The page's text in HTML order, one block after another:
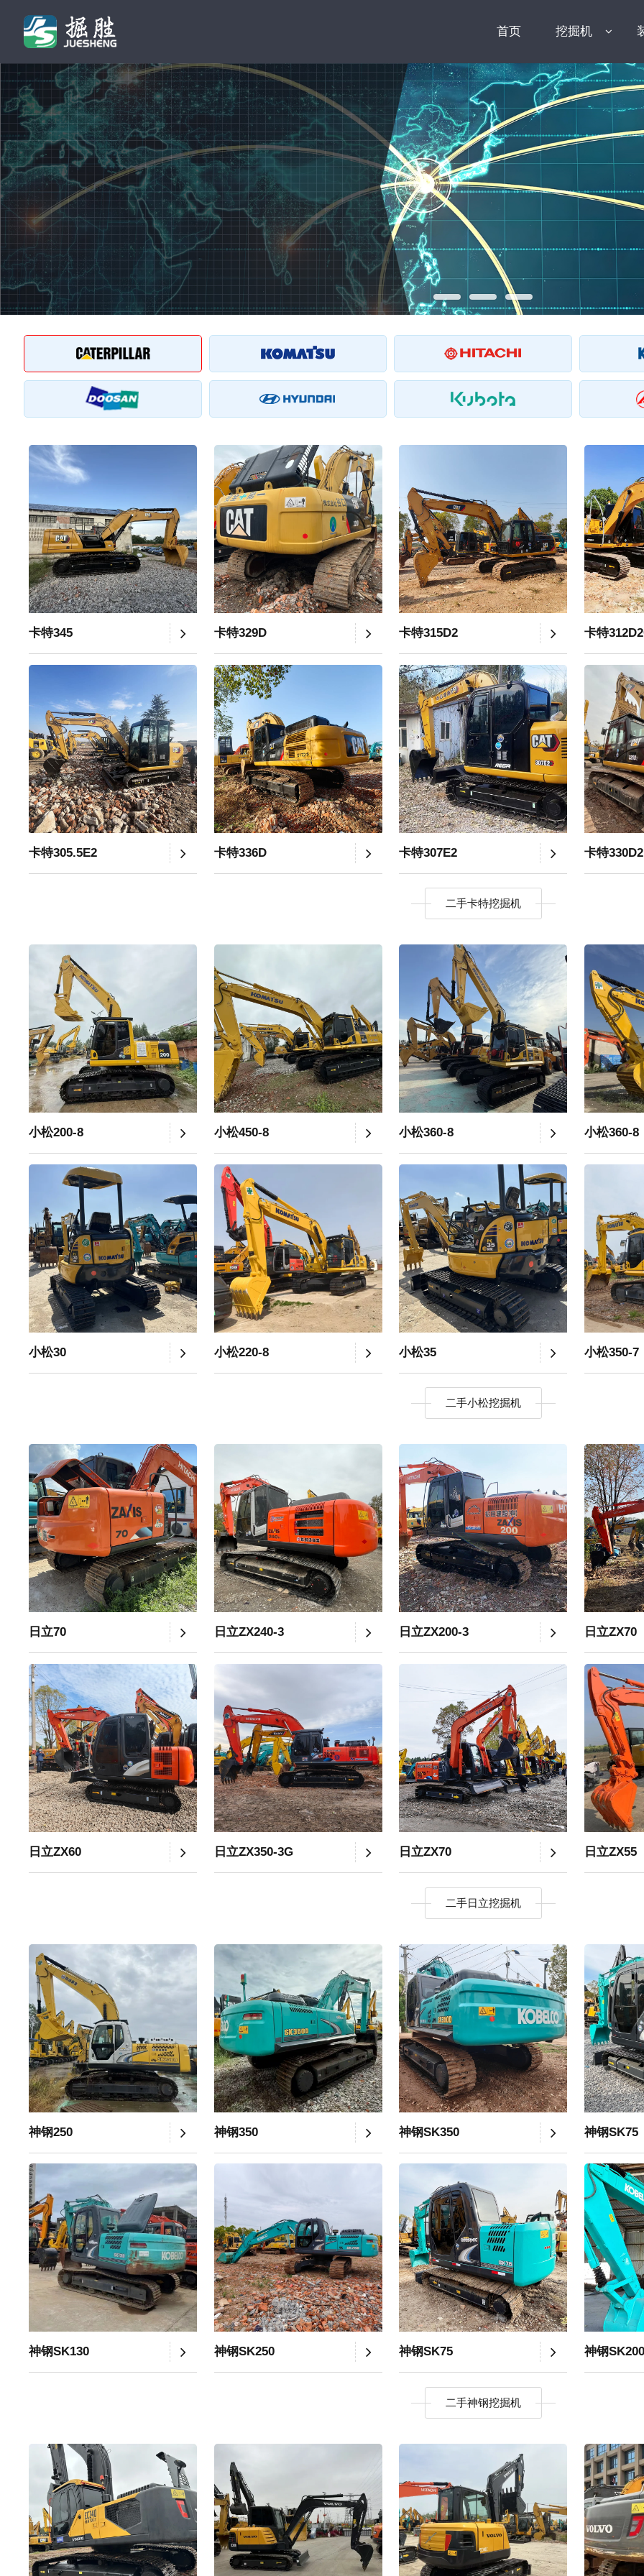
首页 挖掘机
卡特345 卡特329D 卡特315D2 卡特
卡特305.5E2 卡特336D 卡特307E2 卡特330D2
二手卡特挖掘机
小松200-8 小松450-8 小松360-8 小松360-8
小松30 小松220-8 小松35 小松350-7
二手小松挖掘机
日立70 日立ZX240-3 日立ZX200-3 日立ZX70
日立ZX60 日立ZX350-3G 日立ZX70 日立ZX55
二手日立挖掘机
神钢250 神钢350 神钢SK350 神钢SK75
神钢SK130 神钢SK250 神钢SK75 神钢
二手神钢挖掘机